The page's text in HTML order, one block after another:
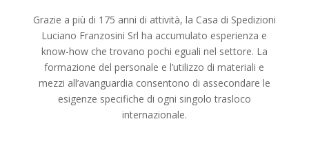
Grazie a più di 175 anni di attività, la Casa di Spedizioni
Luciano Franzosini Srl ha accumulato esperienza e
know-how che trovano pochi eguali nel settore. La
formazione del personale e l’utilizzo di materiali e
mezzi all’avanguardia consentono di assecondare le
esigenze specifiche di ogni singolo trasloco
internazionale.